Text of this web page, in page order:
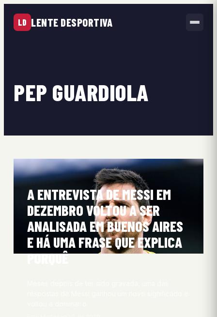
LD LENTE DESPORTIVA
PEP GUARDIOLA
A ENTREVISTA DE MESSI EM
DEZEMBRO VOLTOU A SER
ANALISADA EM BUENOS AIRES
E HÁ UMA FRASE QUE EXPLICA
PORQUÊ